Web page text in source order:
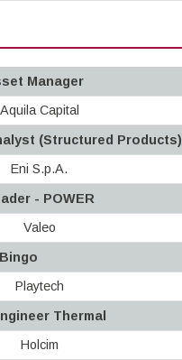
Manager
Aquila Capital
(Structured Products)
Eni S.p.A.
- POWER
Valeo
Playtech
Thermal
Holcim